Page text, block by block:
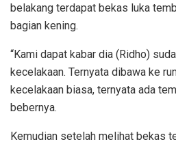
belakang terdapat bekas luka
bagian kening.
“Kami dapat kabar dia (Ridho)
kecelakaan. Ternyata dibawa ke
kecelakaan biasa, ternyata ada
bebernya.
Kemudian setelah melihat bekas